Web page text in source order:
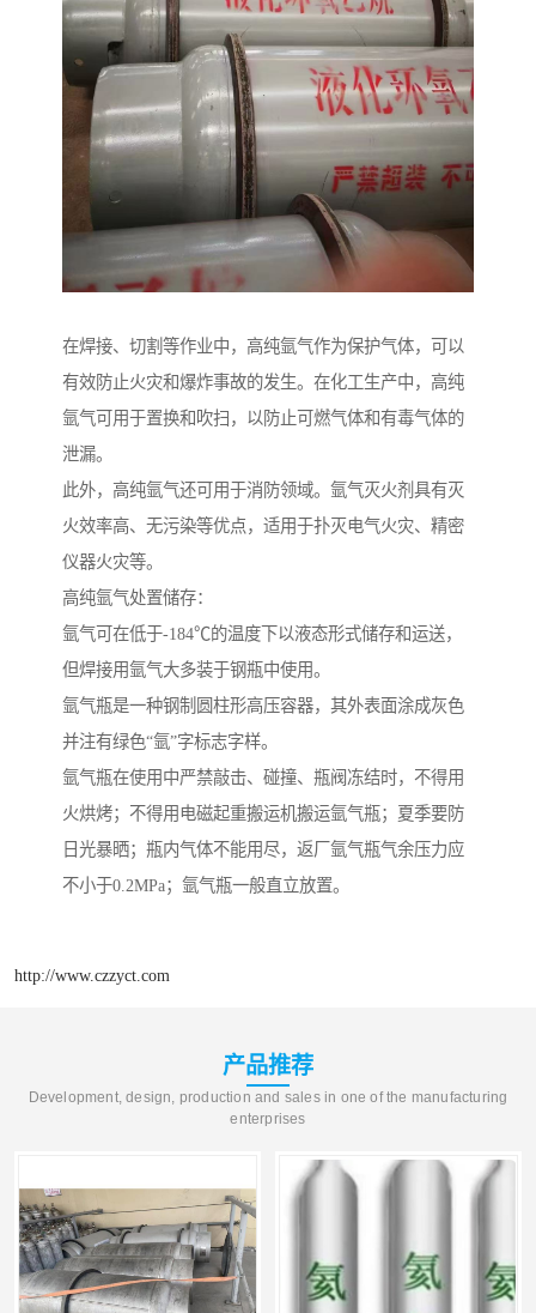
在焊接、切割等作业中，高纯氩气作为保护气体，可以
有效防止火灾和爆炸事故的发生。在化工生产中，高纯
氩气可用于置换和吹扫，以防止可燃气体和有毒气体的
泄漏。
此外，高纯氩气还可用于消防领域。氩气灭火剂具有灭
火效率高、无污染等优点，适用于扑灭电气火灾、精密
仪器火灾等。
高纯氩气处置储存：
氩气可在低于-184℃的温度下以液态形式储存和运送，
但焊接用氩气大多装于钢瓶中使用。
氩气瓶是一种钢制圆柱形高压容器，其外表面涂成灰色
并注有绿色“氩”字标志字样。
氩气瓶在使用中严禁敲击、碰撞、瓶阀冻结时，不得用
火烘烤；不得用电磁起重搬运机搬运氩气瓶；夏季要防
日光暴晒；瓶内气体不能用尽，返厂氩气瓶气余压力应
不小于0.2MPa；氩气瓶一般直立放置。
http://www.czzyct.com
产品推荐
Development, design, production and sales in one of the manufacturing
enterprises